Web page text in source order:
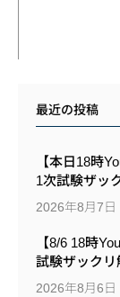
最近の投稿
【本日18時
1次試験ザッ
2026年8月7日
【8/6 18時
試験ザック
2026年8月6日